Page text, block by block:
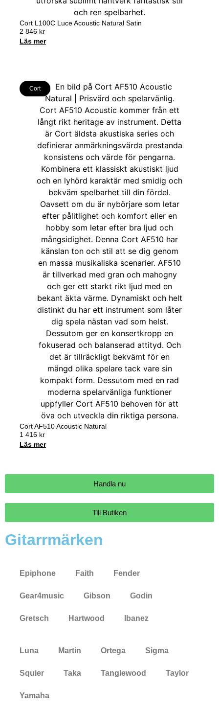
Cort L100C Luce Acoustic Natural Satin
2 846 kr
Läs mer
Cort
Cort AF510 Acoustic Natural
1 416 kr
Läs mer
Handla nu
Till Butiken
Gitarrmärken
Epiphone Faith Fender
Gear4music Gibson Godin
Gretsch Hartwood Ibanez
Luna Martin Ortega Sigma
Squier Taka Tanglewood Taylor
Yamaha